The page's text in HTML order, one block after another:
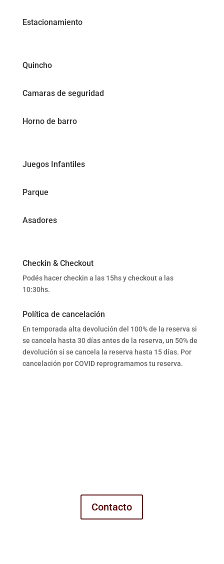
Estacionamiento
Quincho
Camaras de seguridad
Horno de barro
Juegos Infantiles
Parque
Asadores
Checkin & Checkout
Podés hacer checkin a las 15hs y checkout a las
10:30hs.
Política de cancelación
En temporada alta devolución del 100% de la reserva si
se cancela hasta 30 días antes de la reserva, un 50% de
devolución si se cancela la reserva hasta 15 días. Por
cancelación por COVID reprogramamos tu reserva.
Contacto